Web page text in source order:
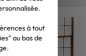
à tout
au bas de